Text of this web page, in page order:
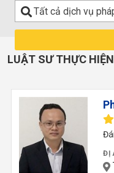
Lĩnh
vực
Tất cả dịch vụ
LUẬT SƯ THỰC HIỆN